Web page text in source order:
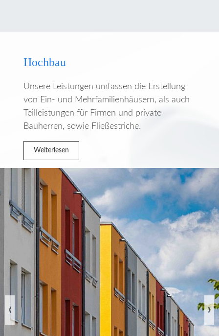
Hochbau
Unsere Leistungen umfassen die Erstellung
von Ein- und Mehrfamilienhäusern, als auch
Teilleistungen für Firmen und private
Bauherren, sowie Fließestriche.
Weiterlesen
Previous